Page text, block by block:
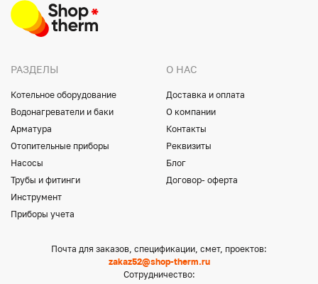
РАЗДЕЛЫ
Котельное оборудование
Водонагреватели и баки
Арматура
Отопительные приборы
Насосы
Трубы и фитинги
Инструмент
Приборы учета
О НАС
Доставка и оплата
О компании
Контакты
Реквизиты
Блог
Договор- оферта
Почта для заказов, спецификации, смет, проектов:
zakaz52@shop-therm.ru
Сотрудничество: